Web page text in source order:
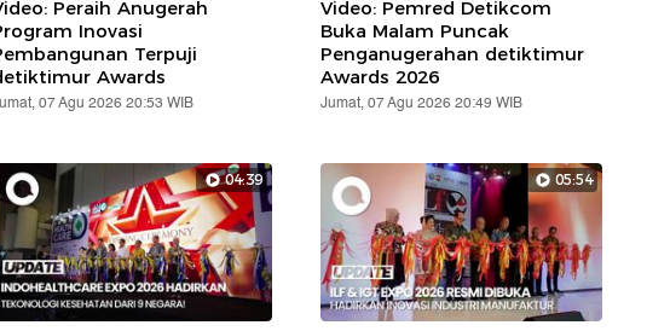
Peraih Anugerah
Inovasi
Terpuji
Awards
07 Agu 2026 20:53 WIB
Video: Pemred Detikcom
Buka Malam Puncak
Penganugerahan detiktimur
Awards 2026
Jumat, 07 Agu 2026 20:49 WIB
04:39 05:54